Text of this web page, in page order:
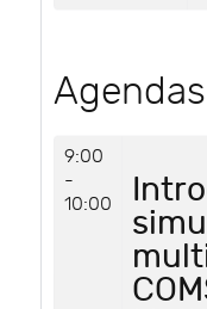
Agendas
9:00
-
10:00